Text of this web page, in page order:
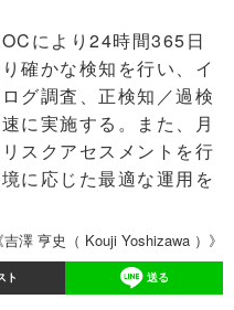
により24時間365日
確かな検知を行い、イ
グ調査、正検知／過検
に実施する。また、月
スクアセスメントを行
に応じた最適な運用を
吉澤 亨史（ Kouji Yoshizawa ）》
ト 送る